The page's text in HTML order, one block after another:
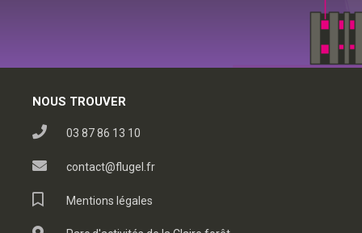
NOUS TROUVER
03 87 86 13 10
contact@flugel.fr
Mentions légales